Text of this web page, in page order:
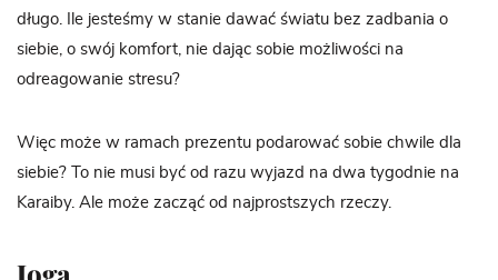
długo. Ile jesteśmy w stanie dawać światu bez zadbania o
siebie, o swój komfort, nie dając sobie możliwości na
odreagowanie stresu?
Więc może w ramach prezentu podarować sobie chwile dla
siebie? To nie musi być od razu wyjazd na dwa tygodnie na
Karaiby. Ale może zacząć od najprostszych rzeczy.